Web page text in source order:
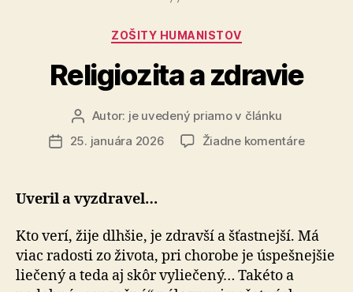
Kategórie
ZOŠITY HUMANISTOV
Religiozita a zdravie
Autor
článku
Autor: je uvedený priamo v článku
Dátum25. januára 2026 Žiadne komentárena
Uveril a vyzdravel…
Kto verí, žije dlhšie, je zdravší a šťastnejší. Má
viac radosti zo života, pri chorobe je úspešnejšie
liečený a teda aj skôr vyliečený… Takéto a